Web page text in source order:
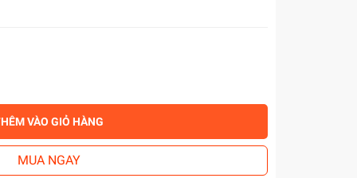
VÀO GIỎ HÀNG
MUA NGAY